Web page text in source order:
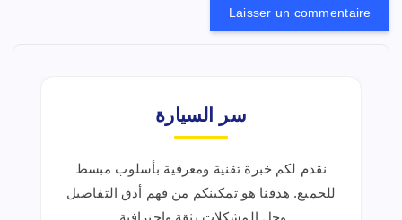
سر السيارة
نقدم لكم خبرة تقنية ومعرفية بأسلوب مبسط
للجميع. هدفنا هو تمكينكم من فهم أدق التفاصيل
وحل المشكلات بثقة واحترافية.